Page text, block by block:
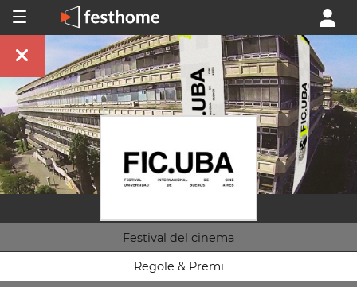
Festival del cinema
Regole & Premi